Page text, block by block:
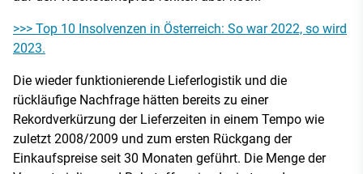
>>> Top 10 Insolvenzen in Österreich: So war 2022, so wird
2023.
Die wieder funktionierende Lieferlogistik und die
rückläufige Nachfrage hätten bereits zu einer
Rekordverkürzung der Lieferzeiten in einem Tempo wie
zuletzt 2008/2009 und zum ersten Rückgang der
Einkaufspreise seit 30 Monaten geführt. Die Menge der